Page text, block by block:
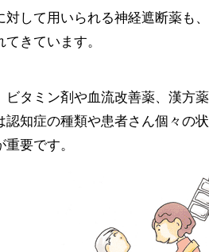
して用いられる神経遮断薬も
きています。
タミン剤や血流改善薬、漢方
知症の種類や患者さん個々の
要です。